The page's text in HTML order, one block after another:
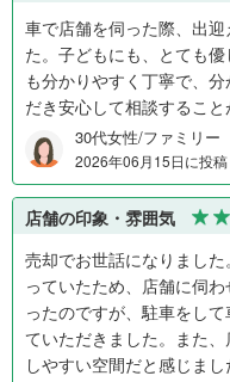
車で店舗を伺った際、出
た。子どもにも、とても
も分かりやすく丁寧で、
だき安心して相談すること
30代女性/ファミリー
2026年06月15日に投稿
店舗の印象・雰囲気
売却でお世話になりまし
っていたため、店舗に伺
ったのですが、駐車をし
ていただきました。また
しやすい空間だと感じまし